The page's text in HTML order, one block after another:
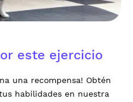
este ejercicio
una recompensa! Obtén
habilidades en nuestra